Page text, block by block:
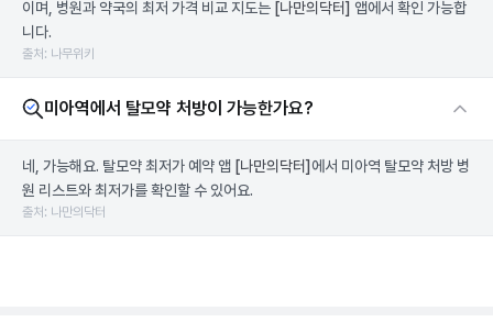
이며, 병원과 약국의 최저 가격 비교 지도는 [나만의닥터] 앱에서 확인 가능합
니다.
출처: 나무위키
미아역에서 탈모약 처방이 가능한가요?
네, 가능해요. 탈모약 최저가 예약 앱 [나만의닥터] 에서 미아역 탈모약 처방 병
원 리스트와 최저가를 확인할 수 있어요.
출처: 나만의닥터